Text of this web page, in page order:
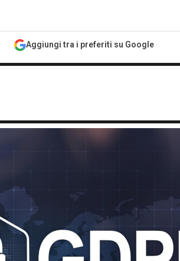
Aggiungi tra i preferiti su Google